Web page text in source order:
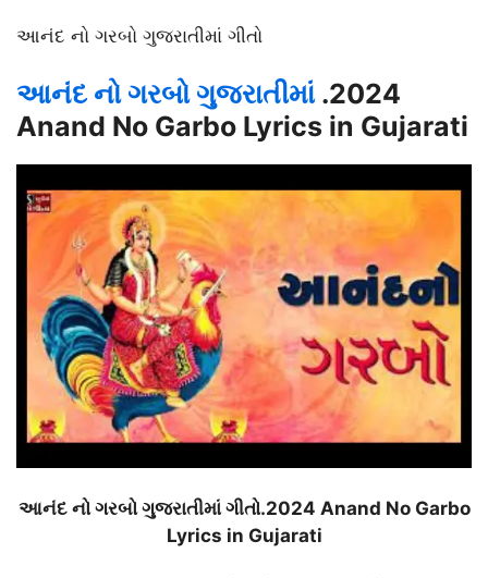
આનંદ નો ગરબો ગુજરાતીમાં ગીતો
આનંદ નો ગરબો ગુજરાતીમાં .2024
Anand No Garbo Lyrics in Gujarati
આનંદ નો ગરબો ગુજરાતીમાં ગીતો.2024 Anand No Garbo
Lyrics in Gujarati